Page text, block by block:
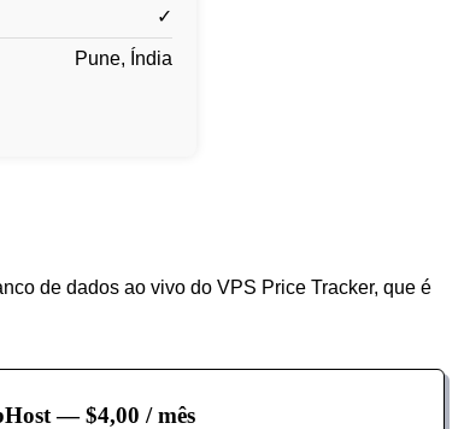
✓
Pune, Índia
de dados ao vivo do VPS Price Tracker, que é
— $4,00 / mês